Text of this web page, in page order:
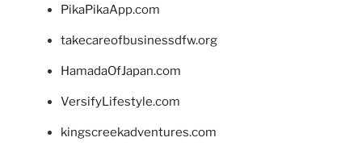
PikaPikaApp.com
takecareofbusinessdfw.org
HamadaOfJapan.com
VersifyLifestyle.com
kingscreekadventures.com